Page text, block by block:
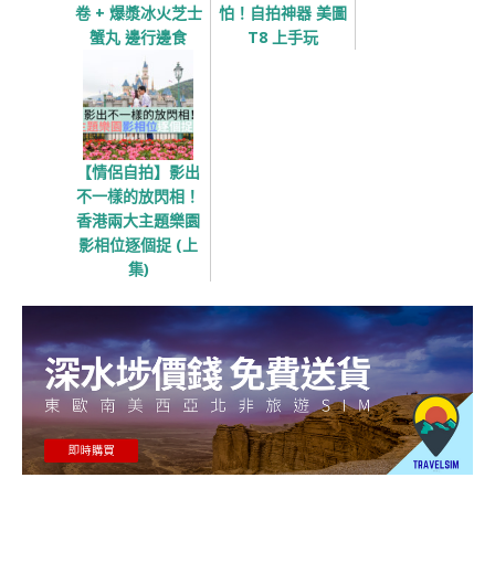
卷 + 爆漿冰火芝士
蟹丸 邊行邊食
怕！自拍神器 美圖
T8 上手玩
【情侶自拍】影出
不一樣的放閃相！
香港兩大主題樂園
影相位逐個捉 (上
集)